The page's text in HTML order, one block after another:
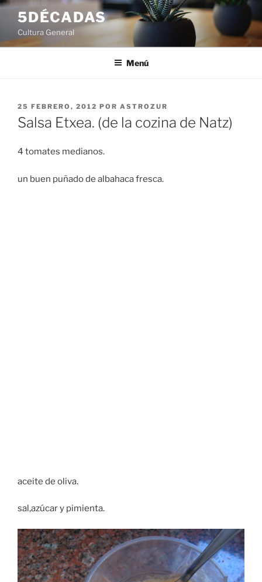
Saltar
contenido
5DÉCADAS
Cultura General
Menú
PUBLICADO
EL
25 FEBRERO, 2012 POR ASTROZUR
Salsa Etxea. (de la cozina de Natz)
4 tomates medianos.
un buen puñado de albahaca fresca.
aceite de oliva.
sal,azúcar y pimienta.